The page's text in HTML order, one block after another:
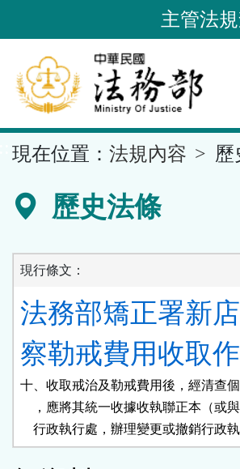
到
要
內
容
區
主管法
現在位置： 法規內容 歷
歷史法條
現行條文：
法務部矯正署新
察勒戒費用收取
十、收取戒治及勒戒費用後，經清查
，應將其統一收據收執聯正本（或
行政執行處，辦理變更或撤銷行政執